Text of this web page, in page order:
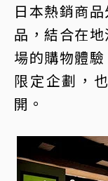
日本熱銷商
品，結合在
場的購物體
限定企劃，
開。